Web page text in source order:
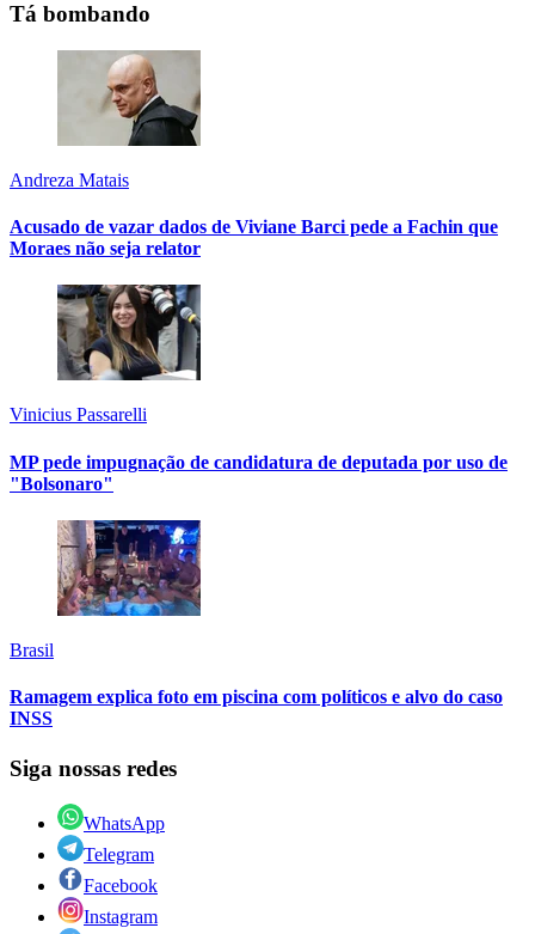
Tá bombando
Andreza Matais
Acusado de vazar dados de Viviane Barci pede a Fachin que
Moraes não seja relator
Vinicius Passarelli
MP pede impugnação de candidatura de deputada por uso de
"Bolsonaro"
Brasil
Ramagem explica foto em piscina com políticos e alvo do caso
INSS
Siga nossas redes
WhatsApp
Telegram
Facebook
Instagram